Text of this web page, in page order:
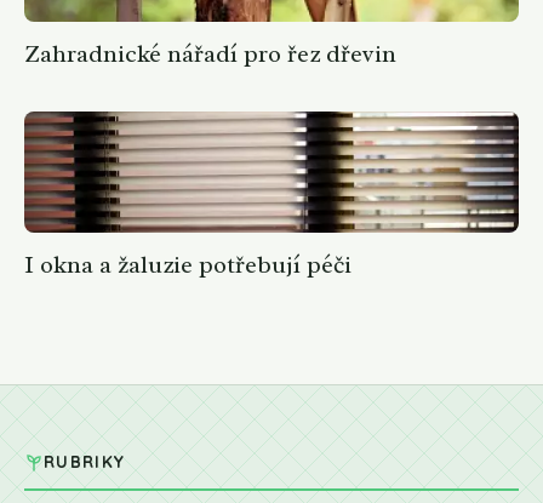
Zahradnické nářadí pro řez dřevin
I okna a žaluzie potřebují péči
RUBRIKY